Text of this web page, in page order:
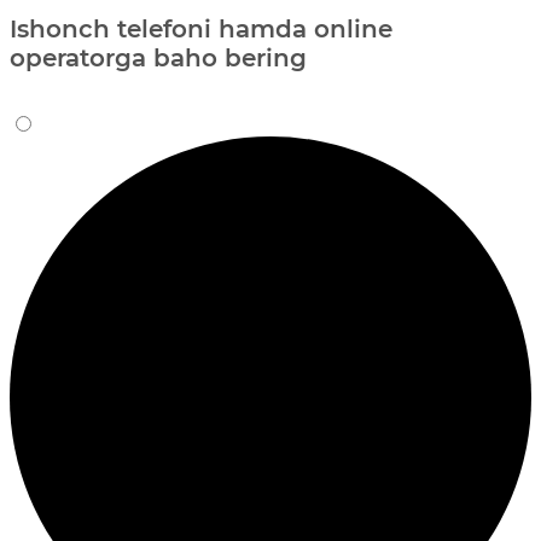
Ishonch telefoni hamda online
operatorga baho bering